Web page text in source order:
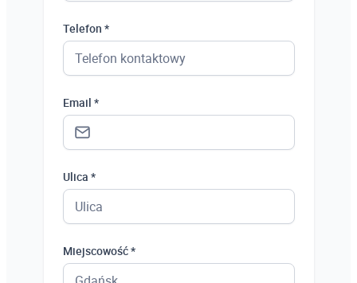
Telefon *
Email *
Ulica *
Miejscowość *